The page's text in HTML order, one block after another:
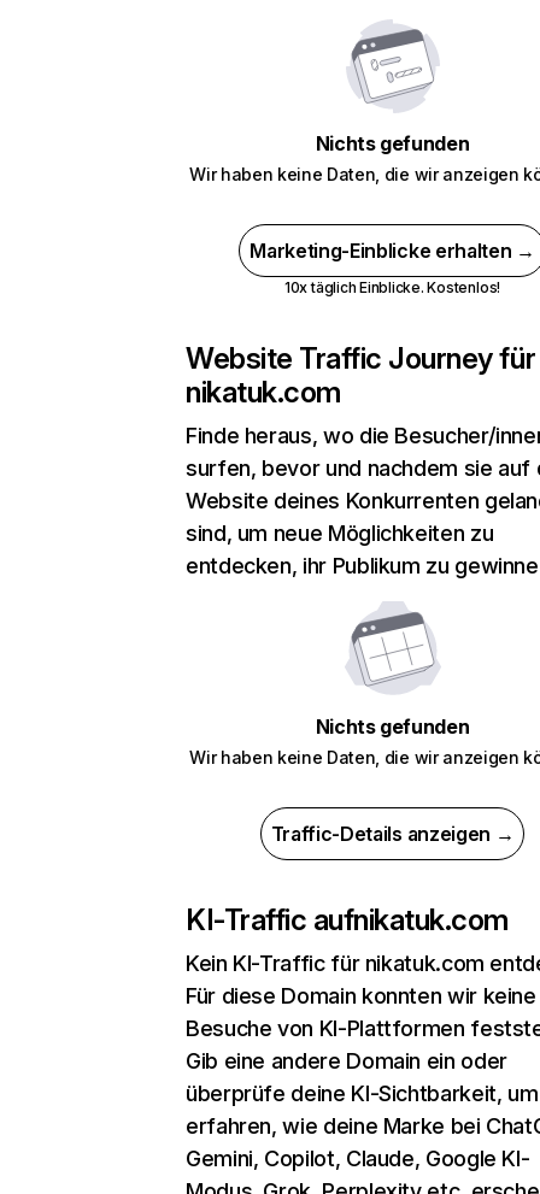
Nichts gefunden
Wir haben keine Daten, die wir anzeigen
Marketing-Einblicke erhalten →
10x täglich Einblicke. Kostenlos!
Website Traffic Journey für
nikatuk.com
Finde heraus, wo die Besucher/
surfen, bevor und nachdem sie auf
Website deines Konkurrenten
sind, um neue Möglichkeiten zu
entdecken, ihr Publikum zu
Nichts gefunden
Wir haben keine Daten, die wir anzeigen
Traffic-Details anzeigen →
KI-Traffic aufnikatuk.com
Kein KI-Traffic für nikatuk.com
Für diese Domain konnten wir keine
Besuche von KI-Plattformen
Gib eine andere Domain ein oder
überprüfe deine KI-Sichtbarkeit,
erfahren, wie deine Marke bei
Gemini, Copilot, Claude, Google KI-